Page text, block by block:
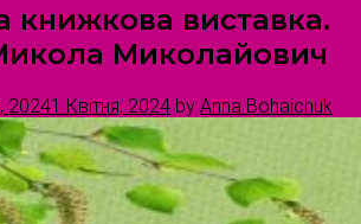
книжкова виставка.
Миколайович
20241 Квітня, 2024 by Anna Bohaichuk